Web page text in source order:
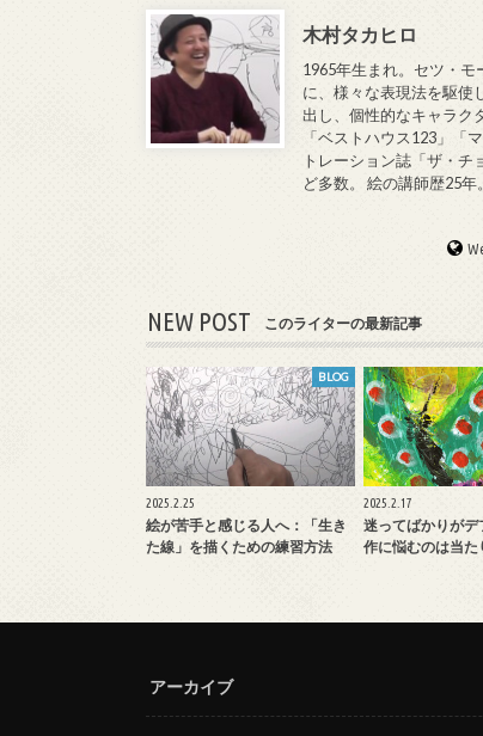
木村タカヒロ
1965年生まれ。セツ・
に、様々な表現法を駆使
出し、個性的なキャラク
「ベストハウス123」「
トレーション誌「ザ・
ど多数。 絵の講師歴25
NEW POST このライターの最新記事
BLOG
2025.2.25
絵が苦手と感じる人へ：「生き
た線」を描くための練習方法
2025.2.17
迷ってばかりがデ
作に悩むのは当た
アーカイブ